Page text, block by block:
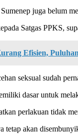
juga belum
Satgas PPKS,
Efisien,
seksual sudah
dasar untuk
perlakuan tidak
tetap akan